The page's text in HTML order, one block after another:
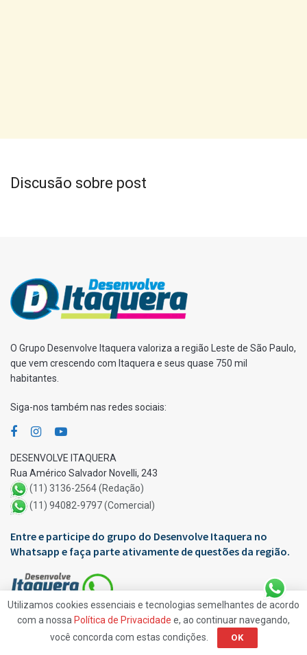
Discusão sobre post
O Grupo Desenvolve Itaquera valoriza a região Leste de São Paulo,
que vem crescendo com Itaquera e seus quase 750 mil
habitantes.
Siga-nos também nas redes sociais:
DESENVOLVE ITAQUERA
Rua Américo Salvador Novelli, 243
(11) 3136-2564 (Redação)
(11) 94082-9797 (Comercial)
Entre e participe do grupo do Desenvolve Itaquera no
Whatsapp e faça parte ativamente de questões da região.
Utilizamos cookies essenciais e tecnologias semelhantes de acordo
com a nossa Política de Privacidade e, ao continuar navegando,
você concorda com estas condições.
OK